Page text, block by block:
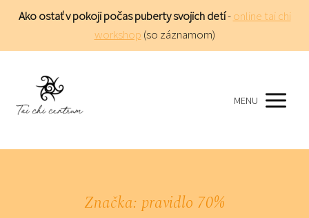
Ako ostať v pokoji počas puberty svojich detí-online tai chi
workshop (so záznamom)
MENU
Značka: pravidlo 70%